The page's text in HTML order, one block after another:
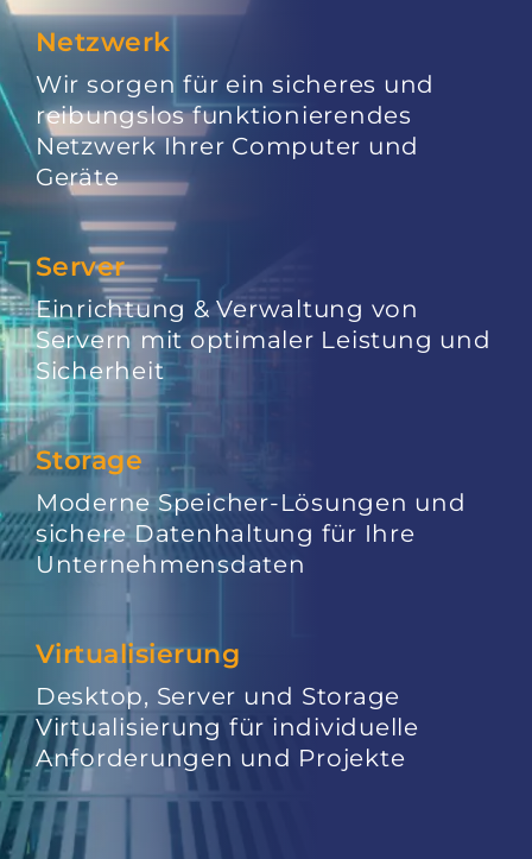
Netzwerk
Wir sorgen für ein sicheres und
reibungslos funktionierendes
Netzwerk Ihrer Computer und
Geräte
Server
Einrichtung & Verwaltung von
Servern mit optimaler Leistung und
Sicherheit
Storage
Moderne Speicher-Lösungen und
sichere Datenhaltung für Ihre
Unternehmensdaten
Virtualisierung
Desktop, Server und Storage
Virtualisierung für individuelle
Anforderungen und Projekte